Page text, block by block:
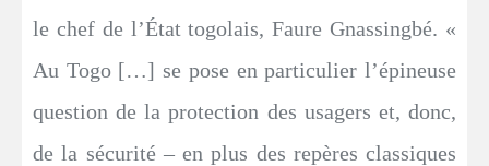
le chef de l’État togolais, Faure Gnassingbé. «
Au Togo […] se pose en particulier l’épineuse
question de la protection des usagers et, donc,
de la sécurité – en plus des repères classiques